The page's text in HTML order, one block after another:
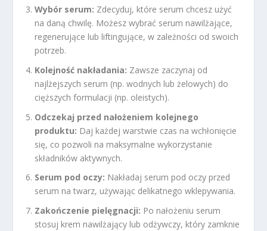
Wybór serum: Zdecyduj, które serum chcesz użyć
na daną chwilę. Możesz wybrać serum nawilżające,
regenerujące lub liftingujące, w zależności od swoich
potrzeb.
Kolejność nakładania: Zawsze zaczynaj od
najlżejszych serum (np. wodnych lub żelowych) do
cięższych formulacji (np. oleistych).
Odczekaj przed nałożeniem kolejnego
produktu: Daj każdej warstwie czas na wchłonięcie
się, co pozwoli na maksymalne wykorzystanie
składników aktywnych.
Serum pod oczy: Nakładaj serum pod oczy przed
serum na twarz, używając delikatnego wklepywania.
Zakończenie pielęgnacji: Po nałożeniu serum
stosuj krem nawilżający lub odżywczy, który zamknie